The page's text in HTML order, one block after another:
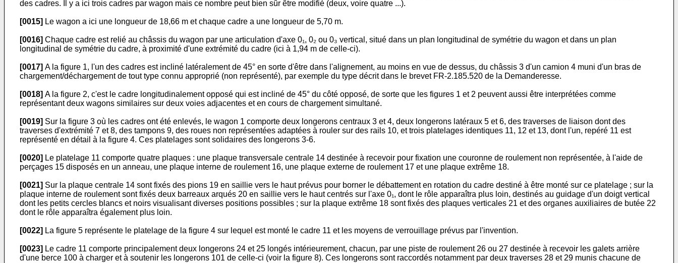
des cadres. Il y a ici trois cadres par wagon mais ce nombre peut bien sûr être modifié (deux, voire quatre ...).
[0015] Le wagon a ici une longueur de 18,66 m et chaque cadre a une longueur de 5,70 m.
[0016] Chaque cadre est relié au châssis du wagon par une articulation d'axe 0₁, 0₂ ou 0₃ vertical, situé dans un plan longitudinal de symétrie du wagon et dans un plan
longitudinal de symétrie du cadre, à proximité d'une extrémité du cadre (ici à 1,94 m de celle-ci).
[0017] A la figure 1, l'un des cadres est incliné latéralement de 45° en sorte d'être dans l'alignement, au moins en vue de dessus, du châssis 3 d'un camion 4 muni d'un bras de
chargement/déchargement de tout type connu approprié (non représenté), par exemple du type décrit dans le brevet FR-2.185.520 de la Demanderesse.
[0018] A la figure 2, c'est le cadre longitudinalement opposé qui est incliné de 45° du côté opposé, de sorte que les figures 1 et 2 peuvent aussi être interprétées comme
représentant deux wagons similaires sur deux voies adjacentes et en cours de chargement simultané.
[0019] Sur la figure 3 où les cadres ont été enlevés, le wagon 1 comporte deux longerons centraux 3 et 4, deux longerons latéraux 5 et 6, des traverses de liaison dont des
traverses d'extrémité 7 et 8, des tampons 9, des roues non représentées adaptées à rouler sur des rails 10, et trois platelages identiques 11, 12 et 13, dont l'un, repéré 11 est
représenté en détail à la figure 4. Ces platelages sont solidaires des longerons 3-6.
[0020] Le platelage 11 comporte quatre plaques : une plaque transversale centrale 14 destinée à recevoir pour fixation une couronne de roulement non représentée, à l'aide de
perçages 15 disposés en un anneau, une plaque interne de roulement 16, une plaque externe de roulement 17 et une plaque extrême 18.
[0021] Sur la plaque centrale 14 sont fixés des pions 19 en saillie vers le haut prévus pour borner le débattement en rotation du cadre destiné à être monté sur ce platelage ; sur la
plaque interne de roulement sont fixés deux barreaux arqués 20 en saillie vers le haut centrés sur l'axe 0₁, dont le rôle apparaîtra plus loin, destinés au guidage d'un doigt vertical
dont les petits cercles blancs et noirs visualisant diverses positions possibles ; sur la plaque extrême 18 sont fixés des plaques verticales 21 et des organes auxiliaires de butée 22
dont le rôle apparaîtra également plus loin.
[0022] La figure 5 représente le platelage de la figure 4 sur lequel est monté le cadre 11 et les moyens de verrouillage prévus par l'invention.
[0023] Le cadre 11 comporte principalement deux longerons 24 et 25 longés intérieurement, chacun, par une piste de roulement 26 ou 27 destinée à recevoir les galets arrière
d'une berce 100 à charger et à soutenir les longerons 101 de celle-ci (voir la figure 8). Ces longerons sont raccordés notamment par deux traverses 28 et 29 munis chacune de